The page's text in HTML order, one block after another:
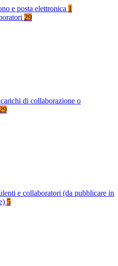
e posta elettronica 1
29
di collaborazione o
29
e collaboratori (da pubblicare in
5